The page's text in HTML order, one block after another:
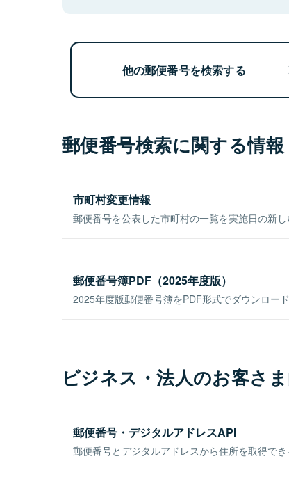
他の郵便番号を検索する
郵便番号検索に関する情報
市町村変更情報
郵便番号を公表した市町村の一覧を実施日の新し
郵便番号簿PDF（2025年度版）
2025年度版郵便番号簿をPDF形式でダウンロード
ビジネス・法人のお客さ
郵便番号・デジタルアドレスAPI
郵便番号とデジタルアドレスから住所を取得でき